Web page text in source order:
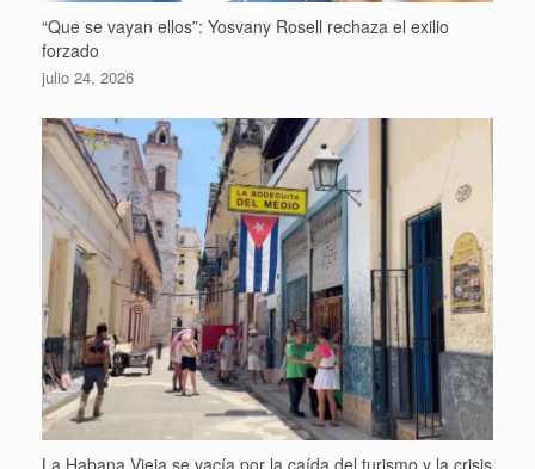
“Que se vayan ellos”: Yosvany Rosell rechaza el exilio
forzado
julio 24, 2026